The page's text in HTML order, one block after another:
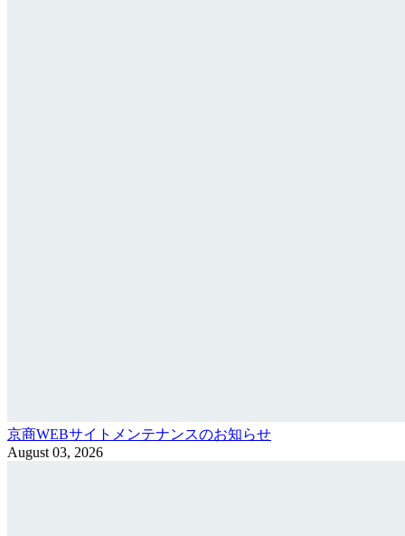
京商WEBサイトメンテナンスのお知らせ
August 03, 2026